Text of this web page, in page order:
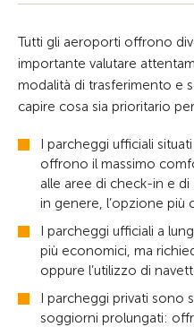
Tutti gli aeroporti offrono
importante valutare
modalità di trasferimento e
capire cosa sia prioritario
I parcheggi ufficiali
offrono il massimo
alle aree di check-in e
in genere, l’opzione più
I parcheggi ufficiali a
più economici, ma
oppure l’utilizzo di
I parcheggi privati sono
soggiorni prolungati: